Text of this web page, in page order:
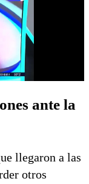
ante la
llegaron a las
otros